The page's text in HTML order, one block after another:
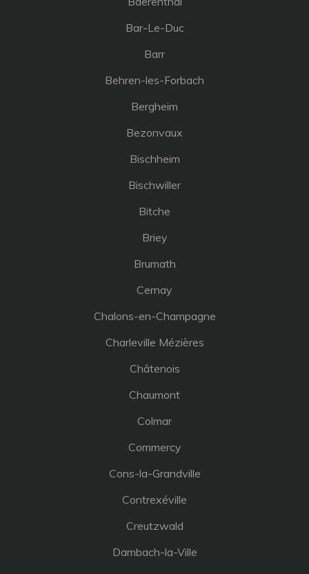
Bar-Le-Duc
Barr
Behren-les-Forbach
Bergheim
Bezonvaux
Bischheim
Bischwiller
Bitche
Briey
Brumath
Cernay
Chalons-en-Champagne
Charleville Mézières
Châtenois
Chaumont
Colmar
Commercy
Cons-la-Grandville
Contrexéville
Creutzwald
Dambach-la-Ville